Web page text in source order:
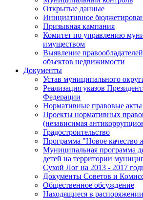
Открытые данные
Инициативное
Призывная кампания
Комитет по управлению
имуществом
Выявление
объектов недвижимости
Документы
Устав муниципального
Реализация указов
Федерации
Нормативные правовые акты
Проекты нормативных
(независимая
Градостроительство
Программа "Новое качество
Муниципальная программа
детей на территории
Сухой Лог на 2013 - 2017
Документы Советов и
Общественное обсуждение
Находящиеся в